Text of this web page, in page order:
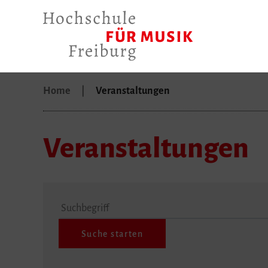
Home Veranstaltungen
Veranstaltungen
Suchbegriff